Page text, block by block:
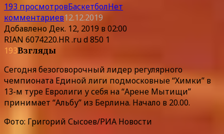
193 просмотровБаскетболНет
комментариев12.12.2019
Добавлено Дек. 12, 2019 в 02:00
RIAN 6074220.HR .ru d 850 1
193Взгляды
Сегодня безоговорочный лидер регулярного
чемпионата Единой лиги подмосковные “Химки” в
13-м туре Евролиги у себя на “Арене Мытищи”
принимает “Альбу” из Берлина. Начало в 20.00.
Фото: Григорий Сысоев/РИА Новости